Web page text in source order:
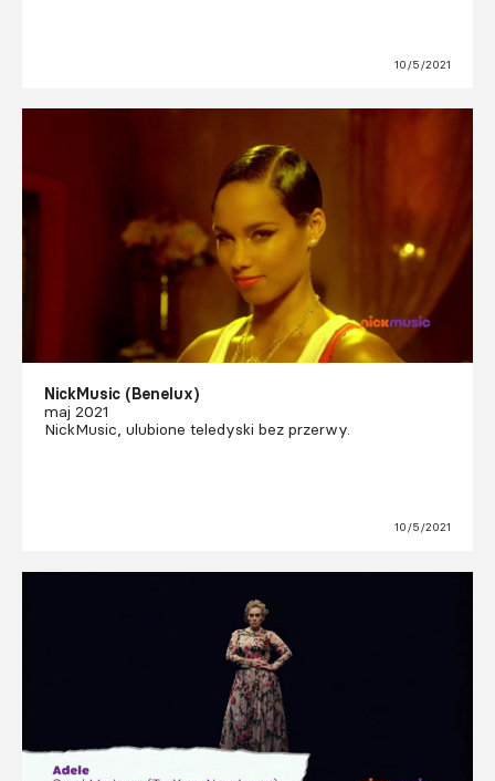
10/5/2021
NickMusic (Benelux)
maj 2021
NickMusic, ulubione teledyski bez przerwy.
10/5/2021